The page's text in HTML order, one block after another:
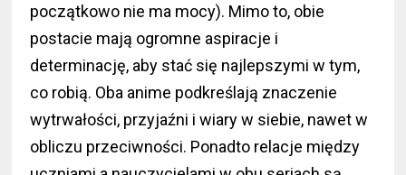
początkowo nie ma mocy). Mimo to, obie
postacie mają ogromne aspiracje i
determinację, aby stać się najlepszymi w tym,
co robią. Oba anime podkreślają znaczenie
wytrwałości, przyjaźni i wiary w siebie, nawet w
obliczu przeciwności. Ponadto relacje między